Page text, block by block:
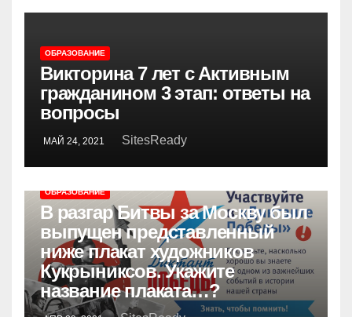
ОБРАЗОВАНИЕ
Викторина 7 лет с Активным
гражданином 3 этап: ответы на
вопросы
МАЙ 24, 2021 SitesReady
ОБРАЗОВАНИЕ
В разгар Битвы за Москву был
выпущен представленный
ниже плакат художников
Кукрыниксов. Укажите
название плаката…?